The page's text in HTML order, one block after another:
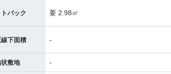
バック 要 2.98㎡
下面積 -
敷地 -